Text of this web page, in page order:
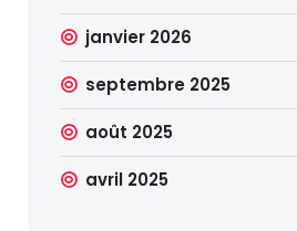
janvier 2026
septembre 2025
août 2025
avril 2025